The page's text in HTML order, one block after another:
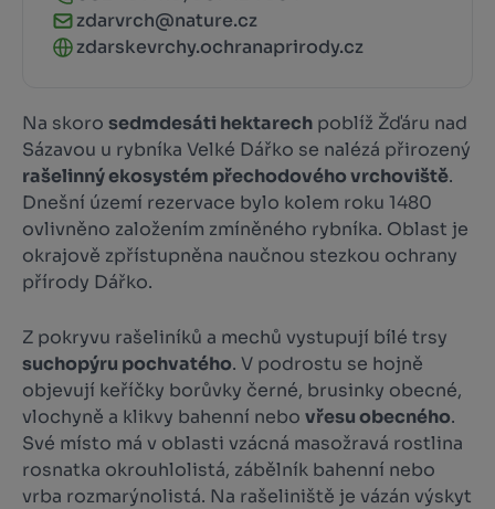
zdarvrch@nature.cz
zdarskevrchy.ochranaprirody.cz
Na skoro sedmdesáti hektarech poblíž Žďáru nad
Sázavou u rybníka Velké Dářko se nalézá přirozený
rašelinný ekosystém přechodového vrchoviště.
Dnešní území rezervace bylo kolem roku 1480
ovlivněno založením zmíněného rybníka. Oblast je
okrajově zpřístupněna naučnou stezkou ochrany
přírody Dářko.
Z pokryvu rašeliníků a mechů vystupují bílé trsy
suchopýru pochvatého. V podrostu se hojně
objevují keříčky borůvky černé, brusinky obecné,
vlochyně a klikvy bahenní nebo vřesu obecného.
Své místo má v oblasti vzácná masožravá rostlina
rosnatka okrouhlolistá, zábělník bahenní nebo
vrba rozmarýnolistá. Na rašeliniště je vázán výskyt